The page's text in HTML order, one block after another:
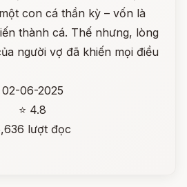
con cá thần kỳ – vốn là
thành cá. Thế nhưng, lòng
người vợ đã khiến mọi điều
02-06-2025
⭐ 4.8
lượt đọc